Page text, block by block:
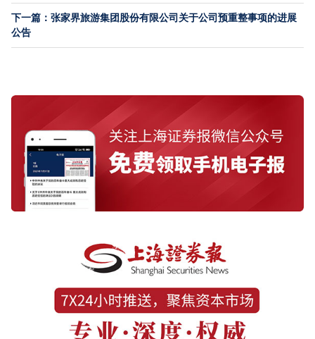
下一篇：张家界旅游集团股份有限公司关于公司预重整事项的进展
公告